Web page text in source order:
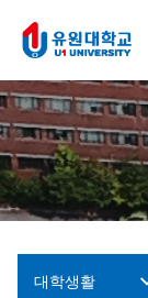
대학생활